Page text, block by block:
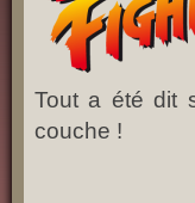
Tout a été dit
couche !